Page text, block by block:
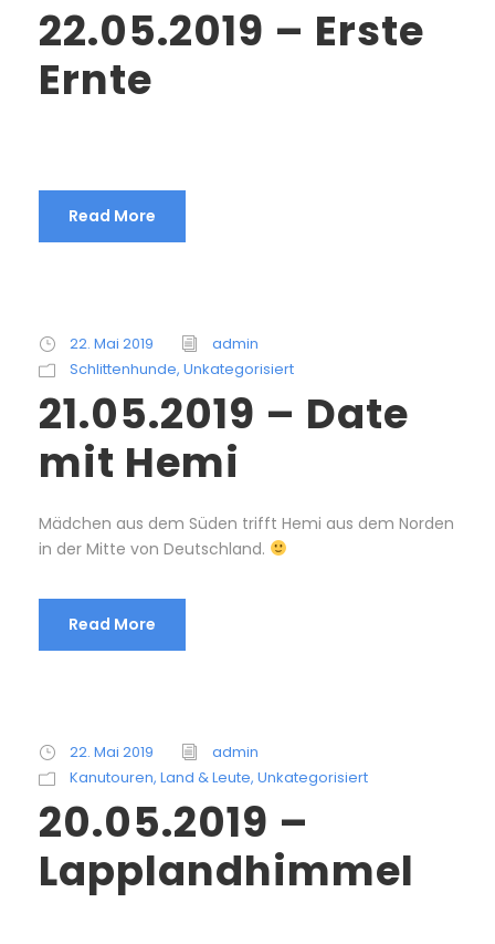
22.05.2019 – Erste
Ernte
Read More
22. Mai 2019
admin
Schlittenhunde, Unkategorisiert
21.05.2019 – Date
mit Hemi
Mädchen aus dem Süden trifft Hemi aus dem Norden
in der Mitte von Deutschland.
Read More
22. Mai 2019
admin
Kanutouren, Land & Leute, Unkategorisiert
20.05.2019 –
Lapplandhimmel